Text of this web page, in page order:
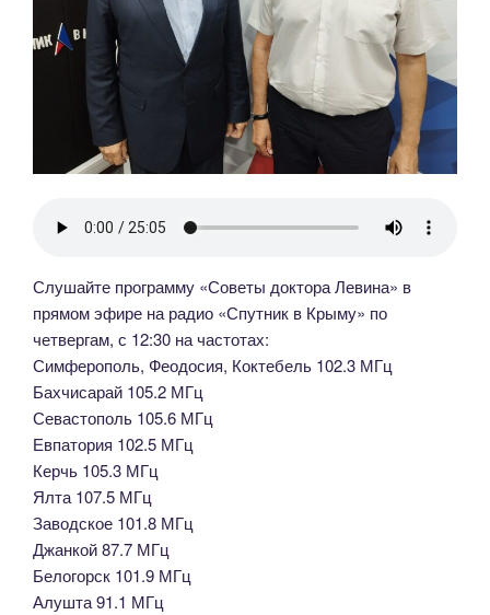
Слушайте программу «Советы доктора Левина» в
прямом эфире на радио «Спутник в Крыму» по
четвергам, с 12:30 на частотах:
Симферополь, Феодосия, Коктебель 102.3 МГц
Бахчисарай 105.2 МГц
Севастополь 105.6 МГц
Евпатория 102.5 МГц
Керчь 105.3 МГц
Ялта 107.5 МГц
Заводское 101.8 МГц
Джанкой 87.7 МГц
Белогорск 101.9 МГц
Алушта 91.1 МГц